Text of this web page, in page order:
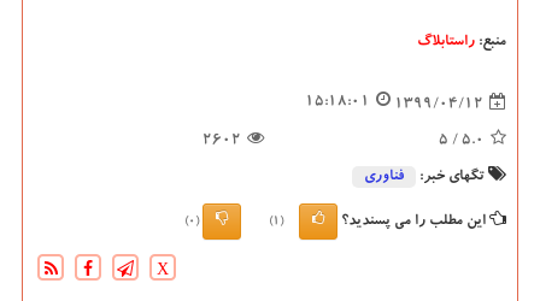
منبع: راستابلاگ
1399/04/12
15:18:01
5.0
/ 5
2602
تگهای خبر: فناوری
این مطلب را می پسندید؟ (1)
(0)
X